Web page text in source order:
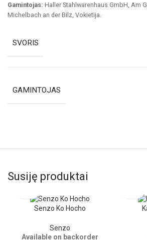
Gamintojas: Haller Stahlwarenhaus GmbH, Am
Michelbach an der Bilz, Vokietija.
SVORIS
GAMINTOJAS
Susiję produktai
Senzo Ko Hocho
Senzo
Available on backorder